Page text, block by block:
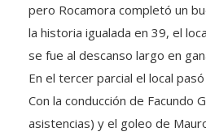
pero Rocamora completó un
la historia igualada en 39, el
se fue al descanso largo en
En el tercer parcial el local
Con la conducción de Facundo
asistencias) y el goleo de